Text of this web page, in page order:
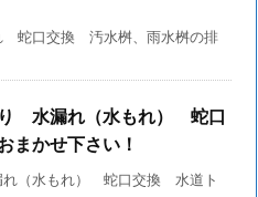
口交換 汚水桝、雨水桝の排
水漏れ（水もれ） 蛇口
かせ下さい！
（水もれ） 蛇口交換 水道ト